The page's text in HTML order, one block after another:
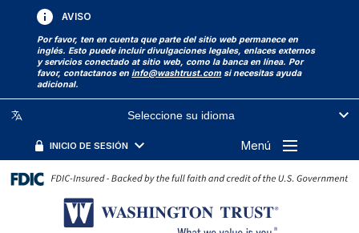
AVISO
Por favor, ten en cuenta que parte del sitio web permanece en
inglés. Esto puede incluir divulgaciones legales, enlaces externos
y servicios conectado at sitio web, como la banca en línea. Por
favor, contactanos eninfo@washtrust.com si necesitas ayuda
adicional.
Seleccione su idioma
INICIO DE SESIÓN Menú